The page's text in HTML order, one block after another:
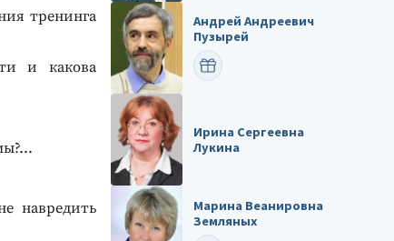
тренинга
и какова
навредить
Андрей Андреевич
Пузырей
ПОЗДРАВИТЬ
Ирина Сергеевна
Лукина
Марина Веанировна
Земляных